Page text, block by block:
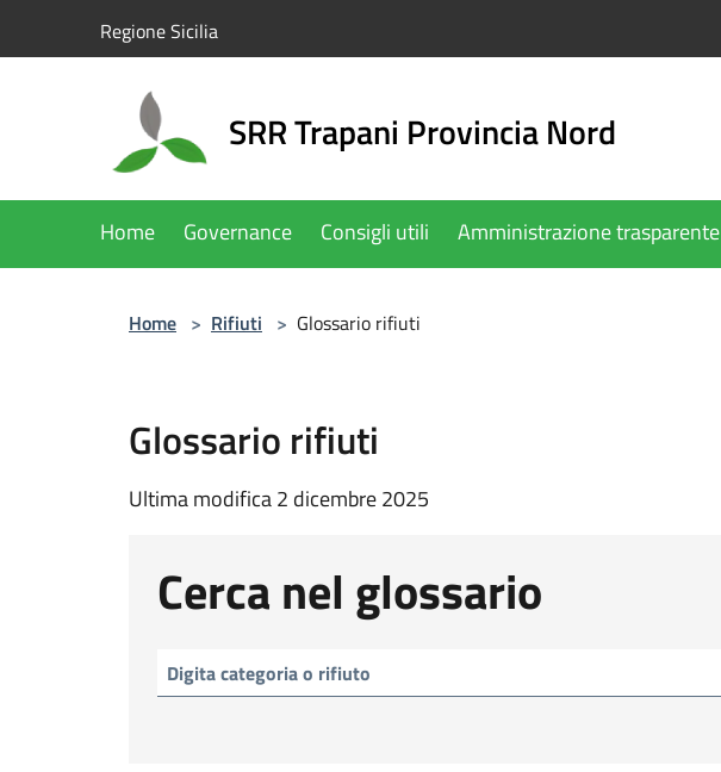
Regione Sicilia
SRR Trapani Provincia Nord
Home Governance Consigli utili Amministrazione trasparente
Home > Rifiuti > Glossario rifiuti
Glossario rifiuti
Ultima modifica 2 dicembre 2025
Cerca nel glossario